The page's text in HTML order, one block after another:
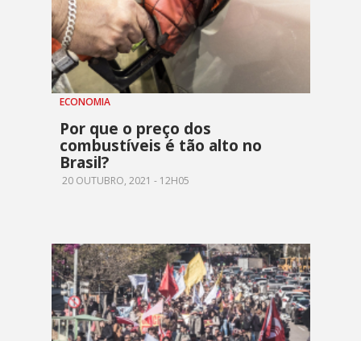
ECONOMIA
Por que o preço dos
combustíveis é tão alto no
Brasil?
20 OUTUBRO, 2021 - 12H05